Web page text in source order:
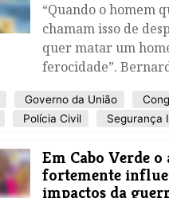
“Quando o homem
chamam isso de
quer matar um
ferocidade”.
Governo da União
Polícia Civil Segurança
Em Cabo Verde
fortemente
impactos da